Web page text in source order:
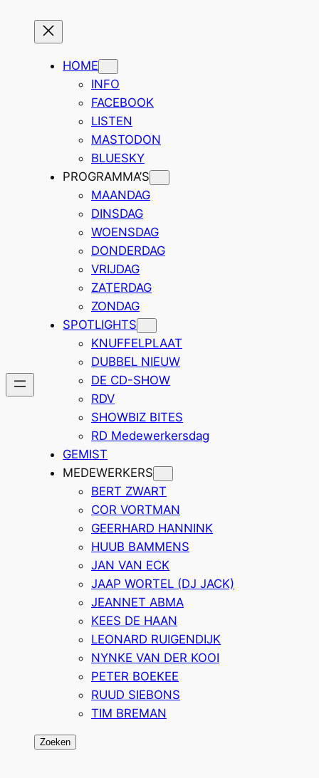
HOME
INFO
FACEBOOK
LISTEN
MASTODON
BLUESKY
PROGRAMMA’S
MAANDAG
DINSDAG
WOENSDAG
DONDERDAG
VRIJDAG
ZATERDAG
ZONDAG
SPOTLIGHTS
KNUFFELPLAAT
DUBBEL NIEUW
DE CD-SHOW
RDV
SHOWBIZ BITES
RD Medewerkersdag
GEMIST
MEDEWERKERS
BERT ZWART
COR VORTMAN
GEERHARD HANNINK
HUUB BAMMENS
JAN VAN ECK
JAAP WORTEL (DJ JACK)
JEANNET ABMA
KEES DE HAAN
LEONARD RUIGENDIJK
NYNKE VAN DER KOOI
PETER BOEKEE
RUUD SIEBONS
TIM BREMAN
Zoeken
Zoeken